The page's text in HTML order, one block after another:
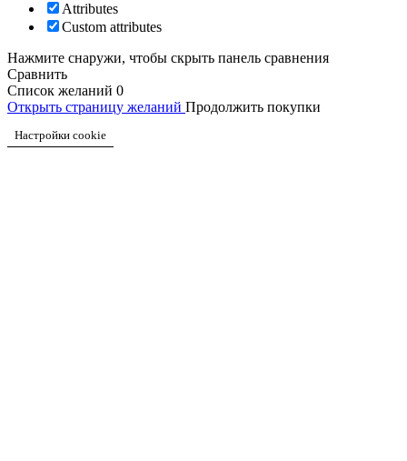
Attributes
Custom attributes
Нажмите снаружи, чтобы скрыть панель сравнения
Сравнить
Список желаний 0
Открыть страницу желаний Продолжить покупки
Настройки cookie